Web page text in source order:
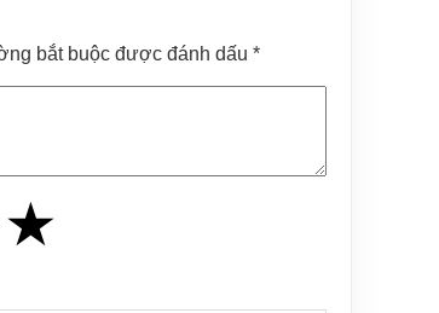
bắt buộc được đánh dấu *
★